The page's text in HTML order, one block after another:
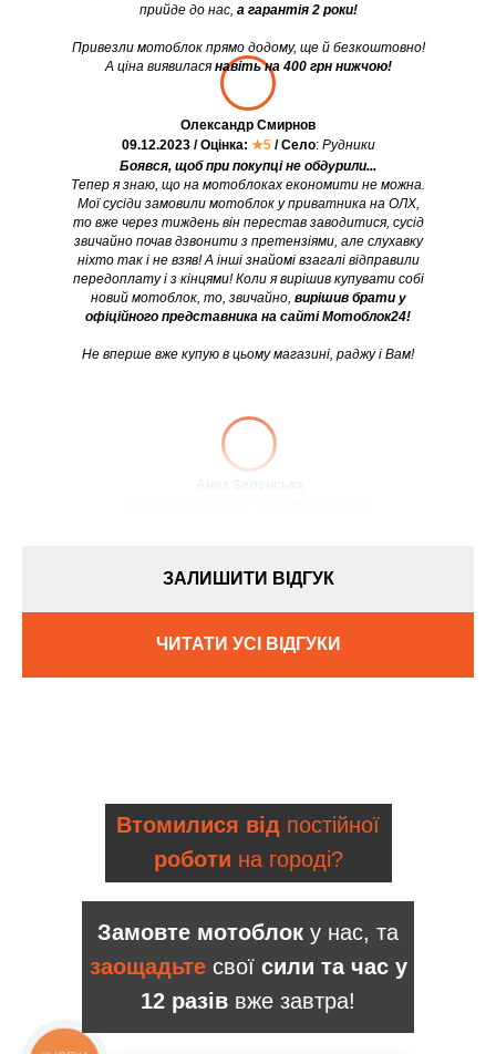
Боявся, щоб при покупці не обдурили...
Тепер я знаю, що на мотоблоках економити не можна.
Мої сусіди замовили мотоблок у приватника на ОЛХ,
то вже через тиждень він перестав заводитися, сусід
звичайно почав дзвонити з претензіями, але слухавку
ніхто так і не взяв! А інші знайомі взагалі відправили
передоплату і з кінцями! Коли я вирішив купувати собі
новий мотоблок, то, звичайно, вирішив брати у
офіційного представника на сайті Мотоблок24!
Не вперше вже купую в цьому магазині, раджу і Вам!
Олександр Смирнов
09.12.2023 / Оцінка: ★5 / Село: Рудники
прийде до нас, а гарантія 2 роки!
Привезли мотоблок прямо додому, ще й безкоштовно!
А ціна виявилася навіть на 400 грн нижчою!
Анна Зеленська
ЗАЛИШИТИ ВІДГУК
ЧИТАТИ УСІ ВІДГУКИ
Замовте мотоблок у нас, та
заощадьтесвої сили та час у
12 разів вже завтра!
Втомилися від постійної
роботи на городі?